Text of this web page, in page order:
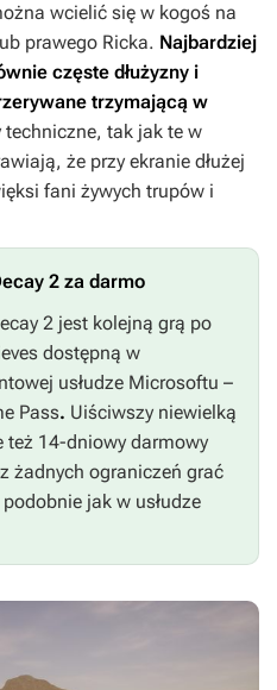
wcielić się w kogoś na
prawego Ricka. Najbardziej
częste dłużyzny i
trzymającą w
techniczne, tak jak te w
że przy ekranie dłużej
fani żywych trupów i
2 za darmo
2 jest kolejną grą po
dostępną w
usłudze Microsoftu –
Pass. Uiściwszy niewielką
też 14-dniowy darmowy
żadnych ograniczeń grać
jak w usłudze